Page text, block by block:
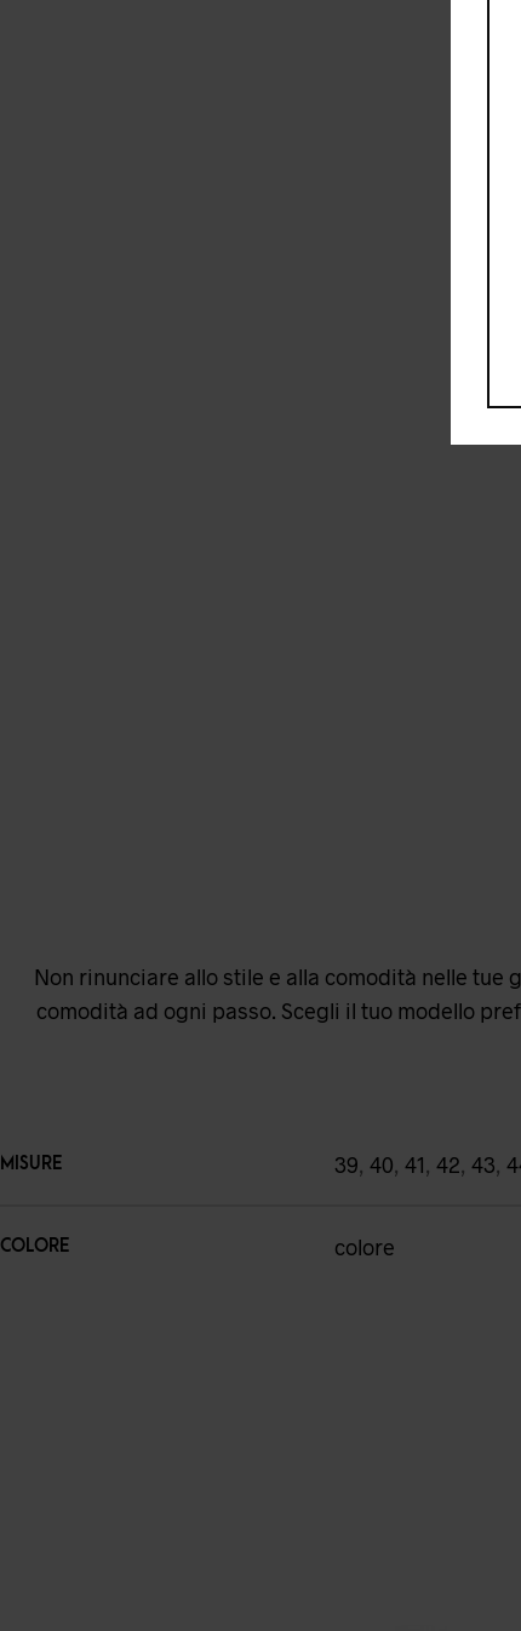
Non rinunciare allo stile e alla comodità nelle
comodità ad ogni passo. Scegli il tuo modello
MISURE 39, 40, 41, 42, 43,
COLORE colore